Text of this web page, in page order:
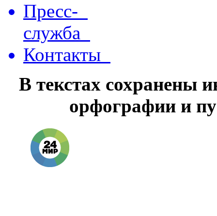
Пресс-
служба
Контакты
В текстах сохранены
орфографии и